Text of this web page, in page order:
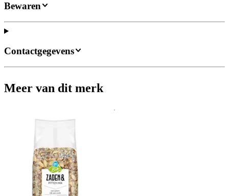
Bewaren
Contactgegevens
Meer van dit merk